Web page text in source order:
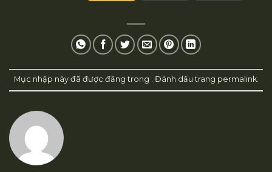
Mục nhập này đã được đăng trong . Đánh dấu trang permalink.